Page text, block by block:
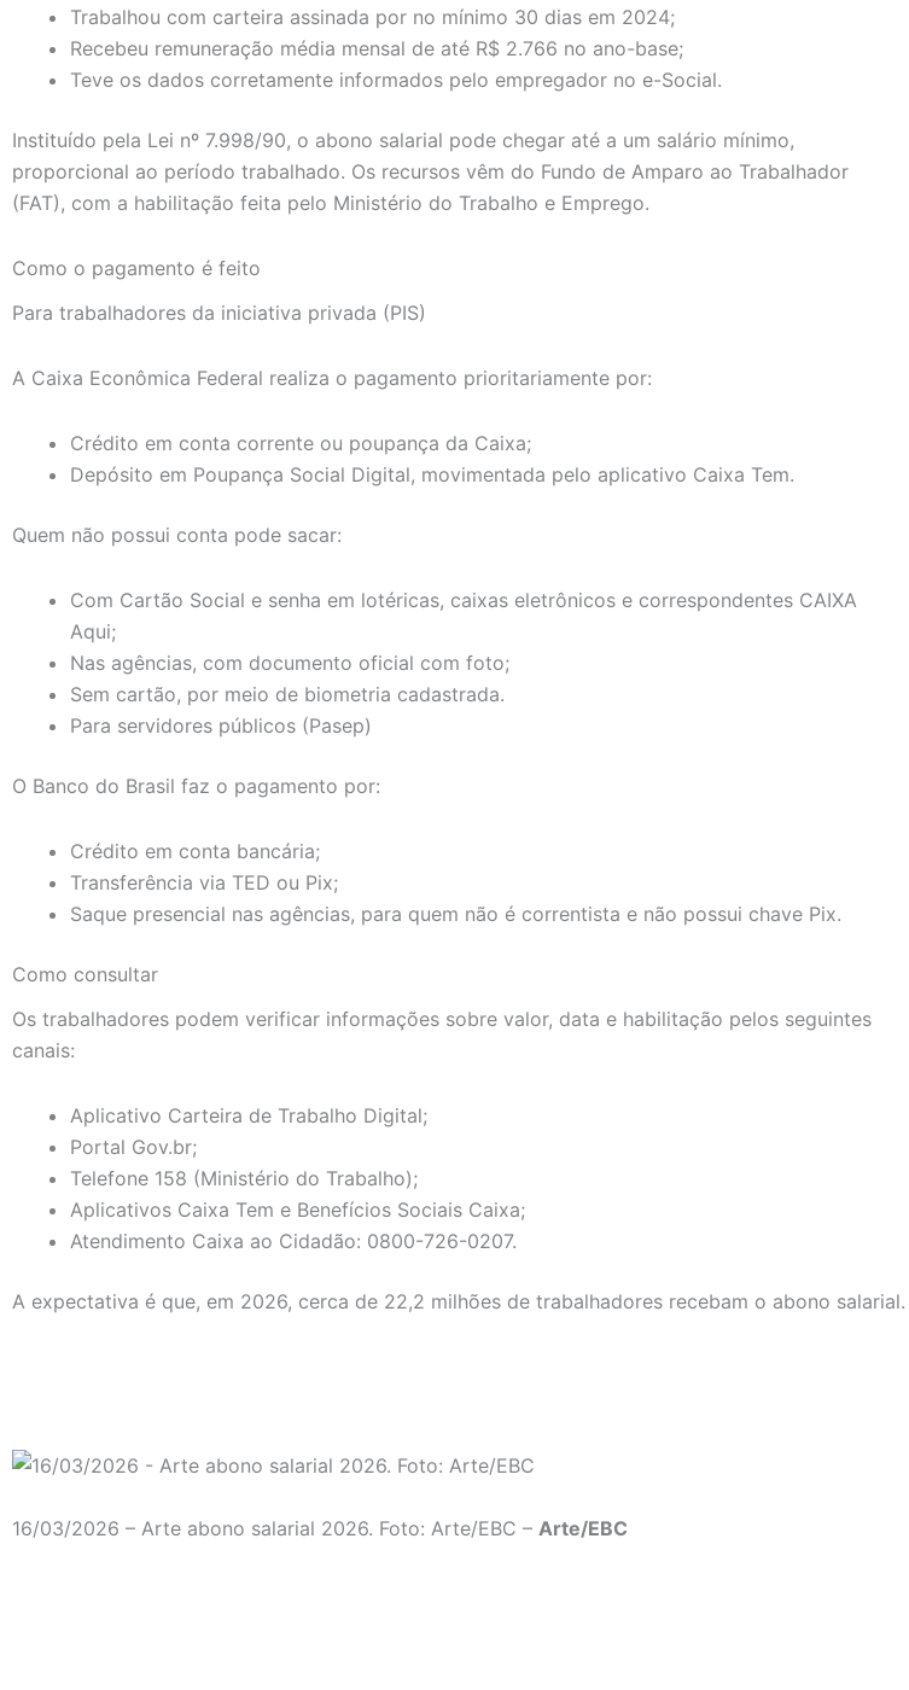
Trabalhou com carteira assinada por no mínimo 30 dias em 2024;
Recebeu remuneração média mensal de até R$ 2.766 no ano-base;
Teve os dados corretamente informados pelo empregador no e-Social.
Instituído pela Lei nº 7.998/90, o abono salarial pode chegar até a um salário mínimo,
proporcional ao período trabalhado. Os recursos vêm do Fundo de Amparo ao Trabalhador
(FAT), com a habilitação feita pelo Ministério do Trabalho e Emprego.
Como o pagamento é feito
Para trabalhadores da iniciativa privada (PIS)
A Caixa Econômica Federal realiza o pagamento prioritariamente por:
Crédito em conta corrente ou poupança da Caixa;
Depósito em Poupança Social Digital, movimentada pelo aplicativo Caixa Tem.
Quem não possui conta pode sacar:
Com Cartão Social e senha em lotéricas, caixas eletrônicos e correspondentes CAIXA
Aqui;
Nas agências, com documento oficial com foto;
Sem cartão, por meio de biometria cadastrada.
Para servidores públicos (Pasep)
O Banco do Brasil faz o pagamento por:
Crédito em conta bancária;
Transferência via TED ou Pix;
Saque presencial nas agências, para quem não é correntista e não possui chave Pix.
Como consultar
Os trabalhadores podem verificar informações sobre valor, data e habilitação pelos seguintes
canais:
Aplicativo Carteira de Trabalho Digital;
Portal Gov.br;
Telefone 158 (Ministério do Trabalho);
Aplicativos Caixa Tem e Benefícios Sociais Caixa;
Atendimento Caixa ao Cidadão: 0800-726-0207.
A expectativa é que, em 2026, cerca de 22,2 milhões de trabalhadores recebam o abono salarial.
16/03/2026 – Arte abono salarial 2026. Foto: Arte/EBC – Arte/EBC